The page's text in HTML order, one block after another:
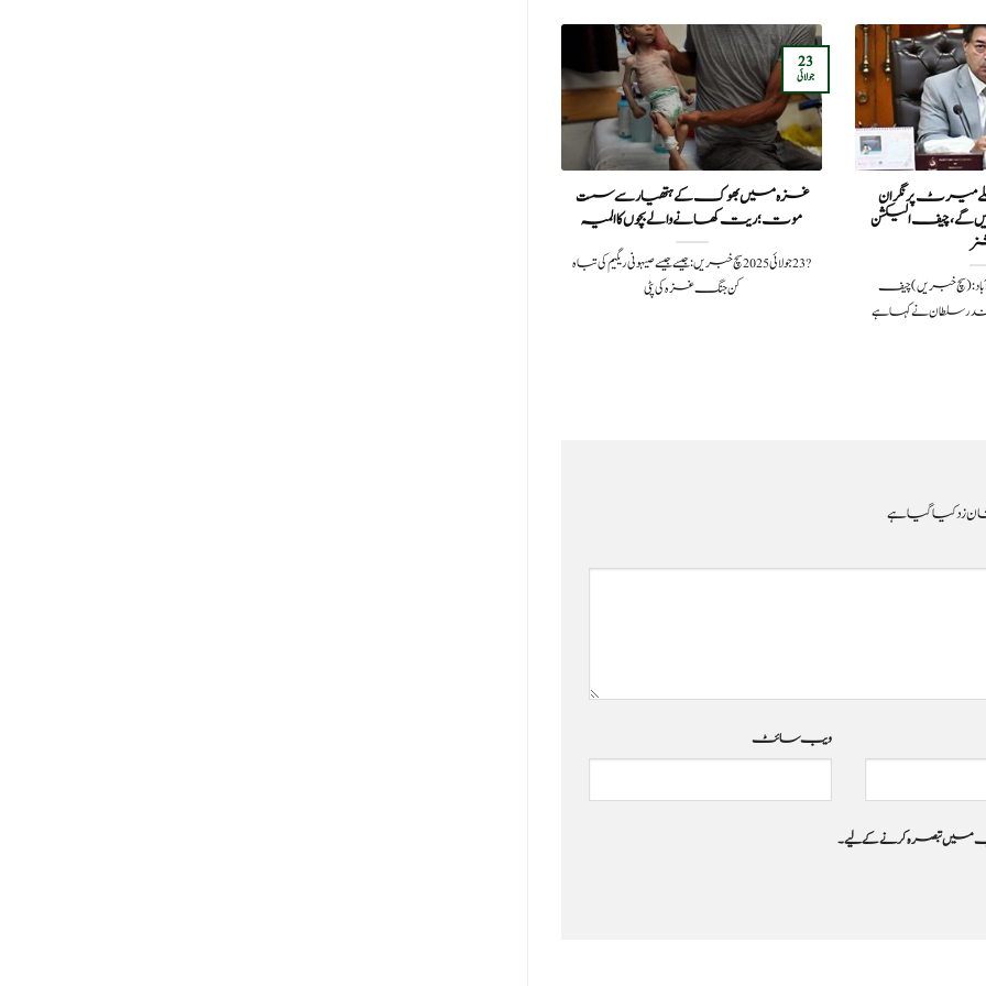
پہلے میرٹ پر نگران
گے، چیف الیکشن
آباد: (سچ خبریں) چیف
سلطان نے کہا ہے
غزہ میں بھوک کے ہتھیار سے سست
موت؛ ریت کھانے والے بچوں کا المیہ
?️ 23 جولائی 2025سچ خبریں: جیسے جیسے صیہونی ریگیم کی تباہ
کن جنگ غزہ کی پٹی
23
جولائی
زد کیا گیا ہے
ویب‌ سائٹ
جب میں تبصرہ کرنے کےلیے۔